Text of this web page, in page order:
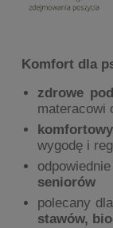
Komfort dla
zdrowe
materacowi
wygodę i
odpowiednie
seniorów
polecany
stawów,